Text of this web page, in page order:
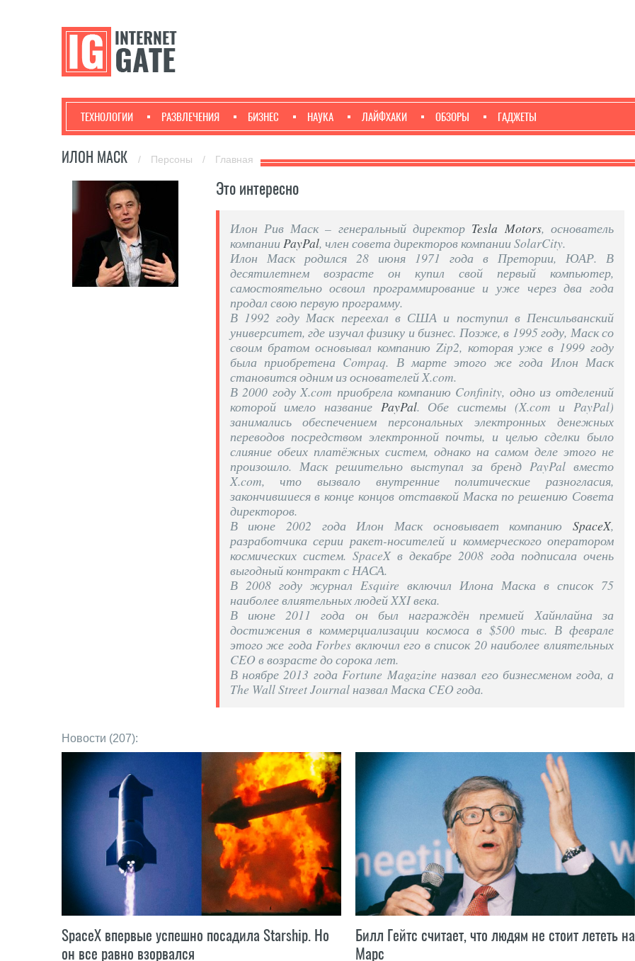
ТЕХНОЛОГИИ РАЗВЛЕЧЕНИЯ БИЗНЕС НАУКА ЛАЙФХАКИ ОБЗОРЫ ГАДЖЕТЫ
ИЛОН МАСК / Персоны / Главная
Это интересно
Илон Рив Маск – генеральный директор Tesla Motors, основатель
компанииPayPal, член совета директоров компании SolarCity.
Илон Маск родился 28 июня 1971 года в Претории, ЮАР. В
десятилетнем возрасте он купил свой первый компьютер,
самостоятельно освоил программирование и уже через два года
продал свою первую программу.
В 1992 году Маск переехал в США и поступил в Пенсильванский
университет, где изучал физику и бизнес. Позже, в 1995 году, Маск со
своим братом основывал компанию Zip2, которая уже в 1999 году
была приобретена Compaq. В марте этого же года Илон Маск
становится одним из основателей X.com.
В 2000 году X.com приобрела компанию Confinity, одно из отделений
которой имело название PayPal. Обе системы (X.com и PayPal)
занимались обеспечением персональных электронных денежных
переводов посредством электронной почты, и целью сделки было
слияние обеих платёжных систем, однако на самом деле этого не
произошло. Маск решительно выступал за бренд PayPal вместо
X.com, что вызвало внутренние политические разногласия,
закончившиеся в конце концов отставкой Маска по решению Совета
директоров.
В июне 2002 года Илон Маск основывает компанию SpaceX,
разработчика серии ракет-носителей и коммерческого оператором
космических систем. SpaceX в декабре 2008 года подписала очень
выгодный контракт с НАСА.
В 2008 году журнал Esquire включил Илона Маска в список 75
наиболее влиятельных людей XXI века.
В июне 2011 года он был награждён премией Хайнлайна за
достижения в коммерциализации космоса в $500 тыс. В феврале
этого же года Forbes включил его в список 20 наиболее влиятельных
CEO в возрасте до сорока лет.
В ноябре 2013 года Fortune Magazine назвал его бизнесменом года, а
The Wall Street Journal назвал Маска CEO года.
Новости (207):
SpaceX впервые успешно посадила Starship. Но
он все равно взорвался
Билл Гейтс считает, что людям не стоит лететь на
Марс